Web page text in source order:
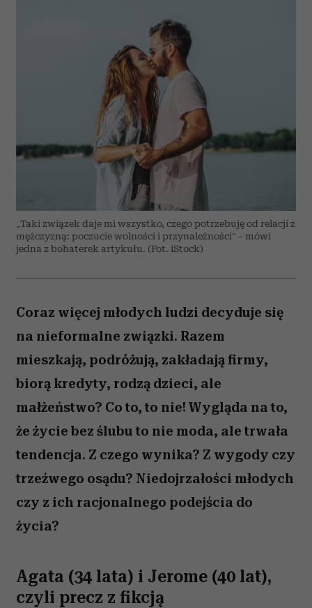
„Taki związek daje mi wszystko, czego potrzebuję od relacji z
mężczyzną: poczucie wolności i przynależności” – mówi
jedna z bohaterek artykułu. (Fot. iStock)
Coraz więcej młodych ludzi decyduje się
na nieformalne związki. Razem
mieszkają, podróżują, zakładają firmy,
biorą kredyty, rodzą dzieci, ale
małżeństwo? Co to, to nie! Wygląda na to,
że życie bez ślubu to nie moda, ale trwała
tendencja. Z czego wynika? Z wygody czy
trzeźwego osądu? Niedojrzałości młodych
czy z ich racjonalnego podejścia do
życia?
Agata (34 lata) i Jerome (40 lat),
czyli precz z fikcją